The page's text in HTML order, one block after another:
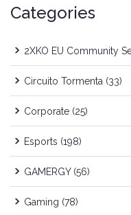
Categories
2XKO EU Community
Circuito Tormenta (33)
Corporate (25)
Esports (198)
GAMERGY(56)
Gaming (78)